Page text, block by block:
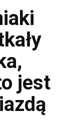
jest